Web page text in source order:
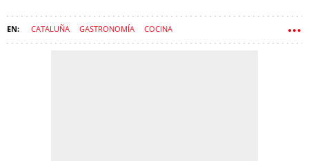
CATALUÑA GASTRONOMÍA COCINA